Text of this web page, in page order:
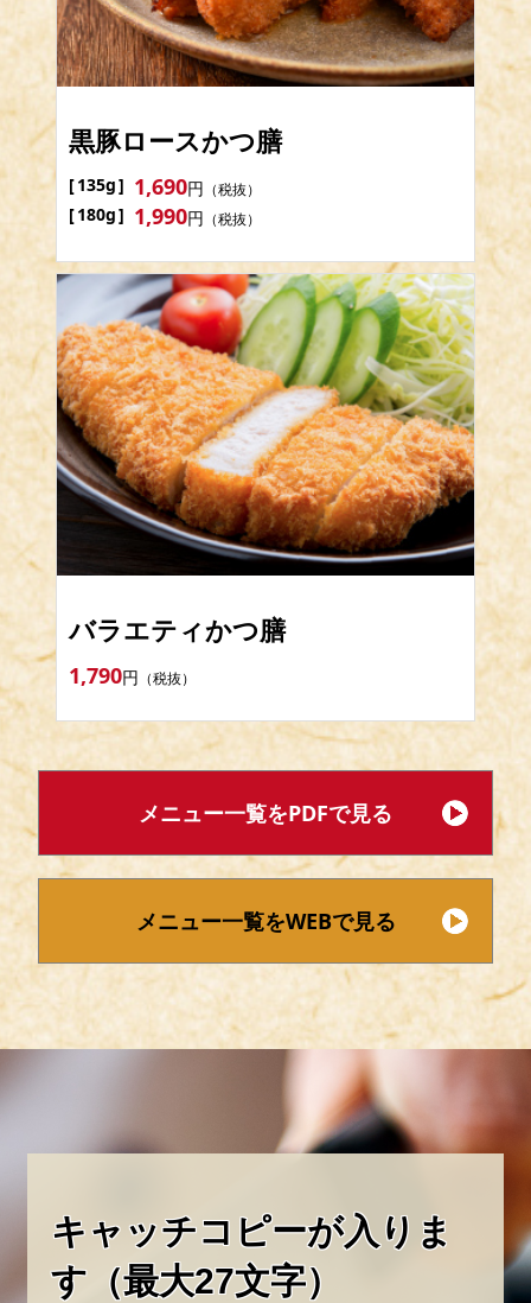
黒豚ロースかつ膳
135g 1,690円 （税抜）
180g 1,990円 （税抜）
バラエティかつ膳
1,790円 （税抜）
メニュー一覧をPDFで見る
メニュー一覧をWEBで見る
キャッチコピーが入りま
す（最大27文字）